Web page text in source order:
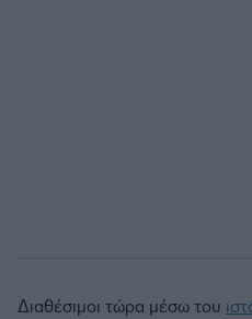
Διαθέσιμοι τώρα μέσω του